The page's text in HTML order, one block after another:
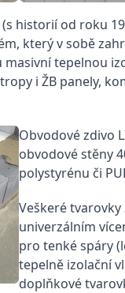
(s historií od roku
který v sobě
tepelnou
i ŽB panely,
Obvodové zdivo
obvodové stěny
polystyrénu či
Veškeré
univerzálním
pro tenké spáry
tepelně izolační
doplňkové